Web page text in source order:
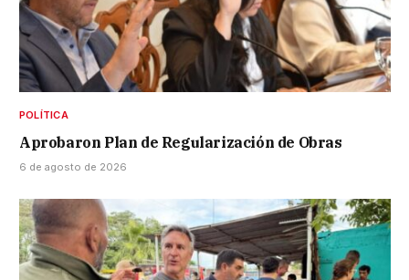
POLÍTICA
Aprobaron Plan de Regularización de Obras
6 de agosto de 2026